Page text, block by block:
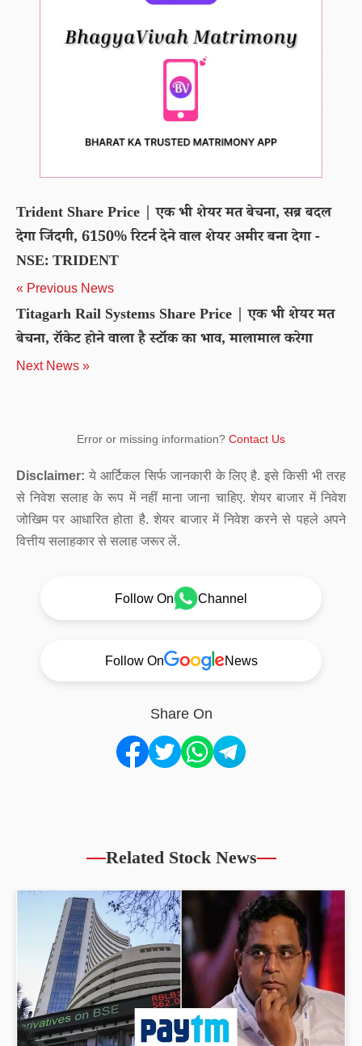
Trident Share Price | एक भी शेयर मत बेचना, सब्र बदल
देगा जिंदगी, 6150% रिटर्न देने वाल शेयर अमीर बना देगा -
NSE: TRIDENT
« Previous News
Titagarh Rail Systems Share Price | एक भी शेयर मत
बेचना, रॉकेट होने वाला है स्टॉक का भाव, मालामाल करेगा
Next News »
Error or missing information? Contact Us
Disclaimer: ये आर्टिकल सिर्फ जानकारी के लिए है. इसे किसी भी तरह
से निवेश सलाह के रूप में नहीं माना जाना चाहिए. शेयर बाजार में निवेश
जोखिम पर आधारित होता है. शेयर बाजार में निवेश करने से पहले अपने
वित्तीय सलाहकार से सलाह जरूर लें.
Follow On Channel
Follow On News
Share On
Related Stock News